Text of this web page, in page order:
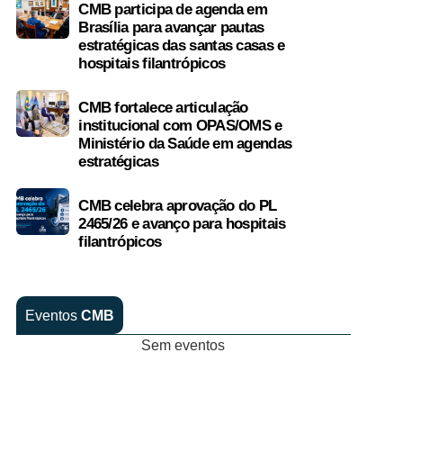
CMB participa de agenda em
Brasília para avançar pautas
estratégicas das santas casas e
hospitais filantrópicos
CMB fortalece articulação
institucional com OPAS/OMS e
Ministério da Saúde em agendas
estratégicas
CMB celebra aprovação do PL
2465/26 e avanço para hospitais
filantrópicos
Eventos CMB
Sem eventos